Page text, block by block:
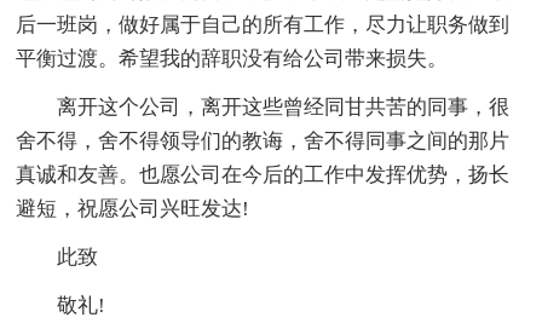
后一班岗，做好属于自己的所有工作，尽力让职务做到
平衡过渡。希望我的辞职没有给公司带来损失。
离开这个公司，离开这些曾经同甘共苦的同事，很
舍不得，舍不得领导们的教诲，舍不得同事之间的那片
真诚和友善。也愿公司在今后的工作中发挥优势，扬长
避短，祝愿公司兴旺发达!
此致
敬礼!